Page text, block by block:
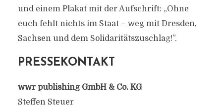
und einem Plakat mit der Aufschrift: „Ohne
euch fehlt nichts im Staat – weg mit Dresden,
Sachsen und dem Solidaritätszuschlag!”.
PRESSEKONTAKT
wwr publishing GmbH & Co. KG
Steffen Steuer